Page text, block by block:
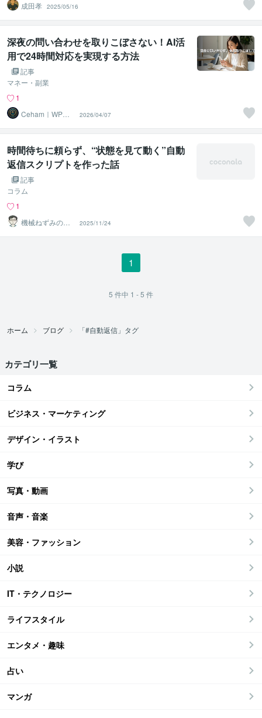
成田孝 2025/05/16
深夜の問い合わせを取りこぼさない！AI活
用で24時間対応を実現する方法
記事
マネー・副業
1
Ceham｜WP運
用×AI活用
2026/04/07
時間待ちに頼らず、“状態を見て動く”自動
返信スクリプトを作った話
記事
コラム
1
機械ねずみの一
休
2025/11/24
1
5 件中 1 - 5 件
ホーム ブログ 「#自動返信」タグ
カテゴリ一覧
コラム
ビジネス・マーケティング
デザイン・イラスト
学び
写真・動画
音声・音楽
美容・ファッション
小説
IT・テクノロジー
ライフスタイル
エンタメ・趣味
占い
マンガ